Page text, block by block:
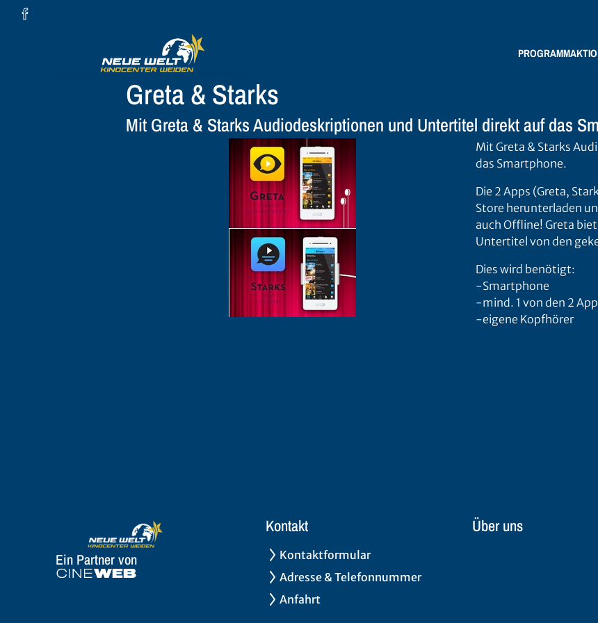
PROGRAMM
Greta & Starks
Mit Greta & Starks Audiodeskriptionen und Untertitel direkt auf das
Mit Greta & Starks
das Smartphone.
Die 2 Apps (Greta,
Store herunterladen
auch Offline! Greta
Untertitel von den
Dies wird benötigt:
-Smartphone
-mind. 1 von den 2
-eigene Kopfhörer
Ein Partner von
Kontakt
Kontaktformular
Adresse & Telefonnummer
Anfahrt
Über uns